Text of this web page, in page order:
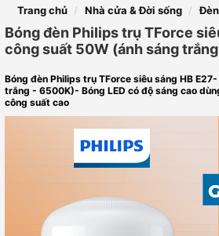
Trang chủ Nhà cửa & Đời sống Đèn
Bóng đèn Philips trụ TForce
công suất 50W (ánh sáng
Bóng đèn Philips trụ TForce siêu sáng HB
trắng - 6500K)- Bóng LED có độ sáng cao
công suất cao